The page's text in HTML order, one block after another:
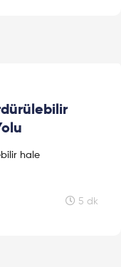
hale
5 dk